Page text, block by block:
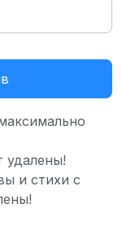
удалены!
и стихи с